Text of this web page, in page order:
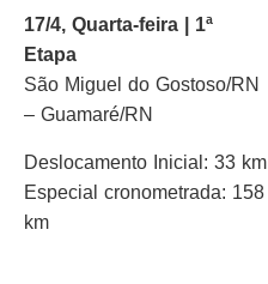
17/4, Quarta-feira | 1ª
Etapa
São Miguel do Gostoso/RN
– Guamaré/RN
Deslocamento Inicial: 33 km
Especial cronometrada: 158
km